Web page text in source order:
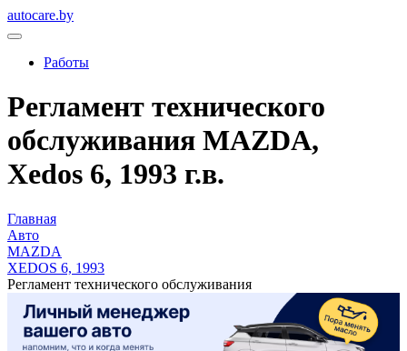
autocare.by
Работы
Регламент технического
обслуживания MAZDA,
Xedos 6, 1993 г.в.
Главная
Авто
MAZDA
XEDOS 6, 1993
Регламент технического обслуживания